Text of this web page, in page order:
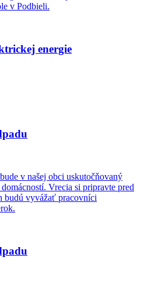
v Podbieli.
energie
v našej obci uskutočňovaný
Vrecia si pripravte pred
budú vyvážať pracovníci